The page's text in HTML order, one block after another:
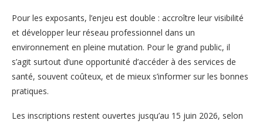
Pour les exposants, l’enjeu est double : accroître leur visibilité
et développer leur réseau professionnel dans un
environnement en pleine mutation. Pour le grand public, il
s’agit surtout d’une opportunité d’accéder à des services de
santé, souvent coûteux, et de mieux s’informer sur les bonnes
pratiques.
Les inscriptions restent ouvertes jusqu’au 15 juin 2026, selon